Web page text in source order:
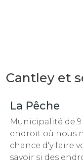
Cantley et
La Pêche
Municipalité de 9
endroit où nous
chance d'y faire
savoir si des